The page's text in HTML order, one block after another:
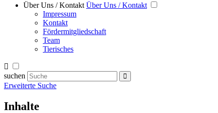
Über Uns / Kontakt Über Uns / Kontakt
Impressum
Kontakt
Fördermitgliedschaft
Team
Tierisches
suchen
Erweiterte Suche
Inhalte